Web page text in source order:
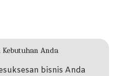
Kebutuhan Anda
bisnis Anda